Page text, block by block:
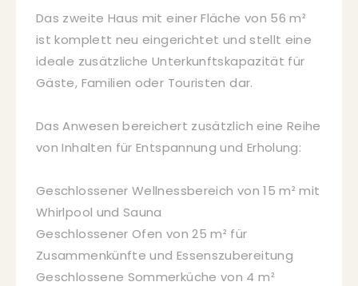
Das zweite Haus mit einer Fläche von 56 m²
ist komplett neu eingerichtet und stellt eine
ideale zusätzliche Unterkunftskapazität für
Gäste, Familien oder Touristen dar.
Das Anwesen bereichert zusätzlich eine Reihe
von Inhalten für Entspannung und Erholung:
Geschlossener Wellnessbereich von 15 m² mit
Whirlpool und Sauna
Geschlossener Ofen von 25 m² für
Zusammenkünfte und Essenszubereitung
Geschlossene Sommerküche von 4 m²